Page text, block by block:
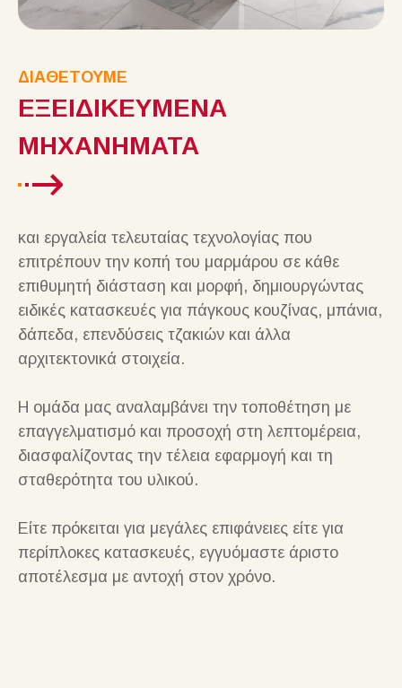
ΔΙΑΘΕΤΟΥΜΕ
ΕΞΕΙΔΙΚΕΥΜΕΝΑ
ΜΗΧΑΝΗΜΑΤΑ
και εργαλεία τελευταίας τεχνολογίας που
επιτρέπουν την κοπή του μαρμάρου σε κάθε
επιθυμητή διάσταση και μορφή, δημιουργώντας
ειδικές κατασκευές για πάγκους κουζίνας, μπάνια,
δάπεδα, επενδύσεις τζακιών και άλλα
αρχιτεκτονικά στοιχεία.
Η ομάδα μας αναλαμβάνει την τοποθέτηση με
επαγγελματισμό και προσοχή στη λεπτομέρεια,
διασφαλίζοντας την τέλεια εφαρμογή και τη
σταθερότητα του υλικού.
Είτε πρόκειται για μεγάλες επιφάνειες είτε για
περίπλοκες κατασκευές, εγγυόμαστε άριστο
αποτέλεσμα με αντοχή στον χρόνο.